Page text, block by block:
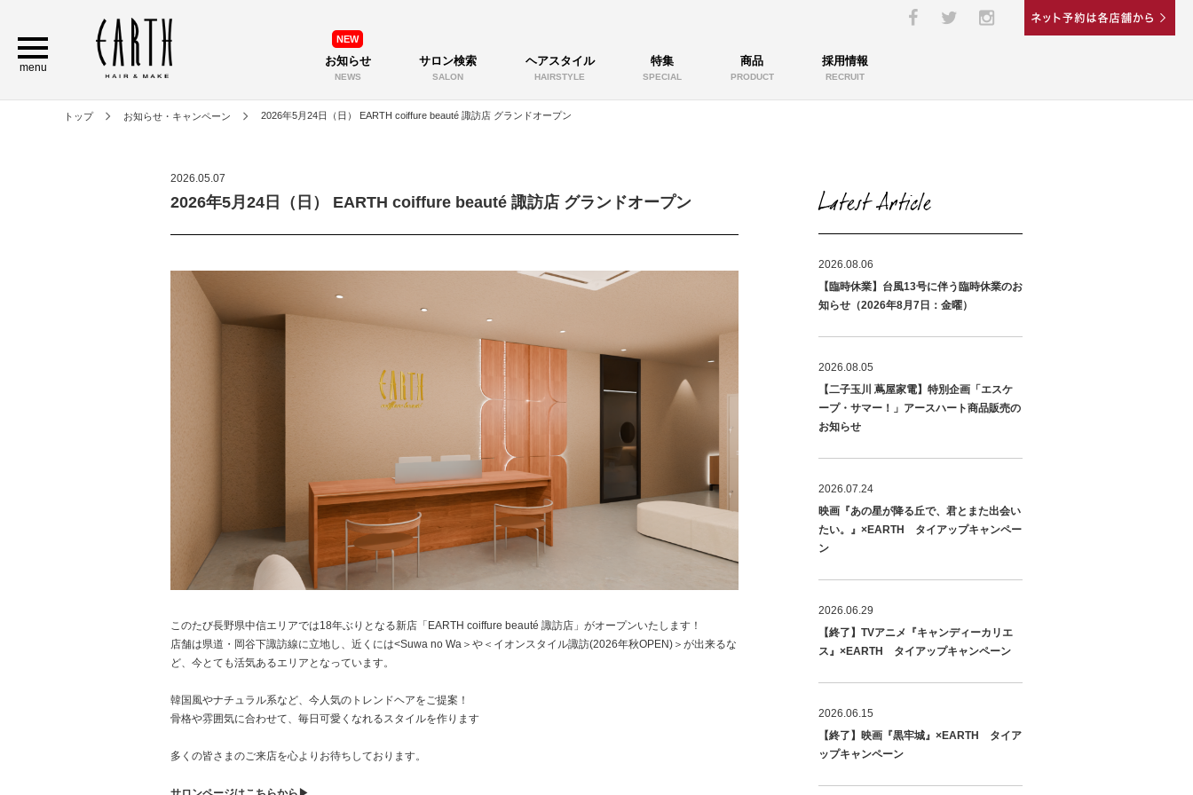
NEW
お知らせ
NEWS
サロン検索
SALON
ヘアスタイル
HAIRSTYLE
特集
SPECIAL
商品
PRODUCT
採用情報
RECRUIT
menu
トップ お知らせ・キャンペーン 2026年5月24日（日） EARTH coiffure beauté 諏訪店 グランドオープン
2026.05.07
2026年5月24日（日） EARTH coiffure beauté 諏訪店 グランドオープン
このたび長野県中信エリアでは18年ぶりとなる新店「EARTH coiffure beauté 諏訪店」がオープンいたします！
店舗は県道・岡谷下諏訪線に立地し、近くには<Suwa no Wa＞や＜イオンスタイル諏訪(2026年秋OPEN)＞が出来るな
ど、今とても活気あるエリアとなっています。
韓国風やナチュラル系など、今人気のトレンドヘアをご提案！
骨格や雰囲気に合わせて、毎日可愛くなれるスタイルを作ります
多くの皆さまのご来店を心よりお待ちしております。
Latest Article
2026.08.06
【臨時休業】台風13号に伴う臨時休業のお
知らせ（2026年8月7日：金曜）
2026.08.05
【二子玉川 蔦屋家電】特別企画「エスケ
ープ・サマー！」アースハート商品販売の
お知らせ
2026.07.24
映画『あの星が降る丘で、君とまた出会い
たい。』×EARTH タイアップキャンペー
ン
2026.06.29
【終了】TVアニメ『キャンディーカリエ
ス』×EARTH タイアップキャンペーン
2026.06.15
【終了】映画『黒牢城』×EARTH タイア
ップキャンペーン